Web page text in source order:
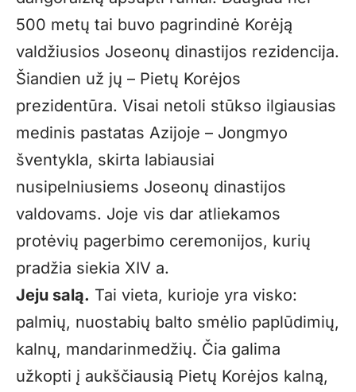
500 metų tai buvo pagrindinė Korėją
valdžiusios Joseonų dinastijos rezidencija.
Šiandien už jų – Pietų Korėjos
prezidentūra. Visai netoli stūkso ilgiausias
medinis pastatas Azijoje – Jongmyo
šventykla, skirta labiausiai
nusipelniusiems Joseonų dinastijos
valdovams. Joje vis dar atliekamos
protėvių pagerbimo ceremonijos, kurių
pradžia siekia XIV a.
Jeju salą. Tai vieta, kurioje yra visko:
palmių, nuostabių balto smėlio paplūdimių,
kalnų, mandarinmedžių. Čia galima
užkopti į aukščiausią Pietų Korėjos kalną,